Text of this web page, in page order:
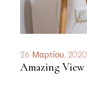
26 Μαρτίου, 2020
Amazing View